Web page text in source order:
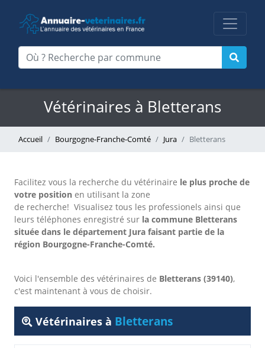
Vétérinaires à Bletterans
Accueil Bourgogne-Franche-Comté Jura Bletterans
Facilitez vous la recherche du vétérinaire le plus proche de
votre position en utilisant la zone
de recherche! Visualisez tous les professionels ainsi que
leurs téléphones enregistré sur la commune Bletterans
située dans le département Jura faisant partie de la
région Bourgogne-Franche-Comté.
Voici l'ensemble des vétérinaires de Bletterans (39140),
c'est maintenant à vous de choisir.
Vétérinaires à Bletterans